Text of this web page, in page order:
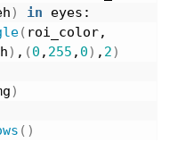
) in eyes:
( roi_color,
) , (0 , 255 , 0) , 2)
)
()